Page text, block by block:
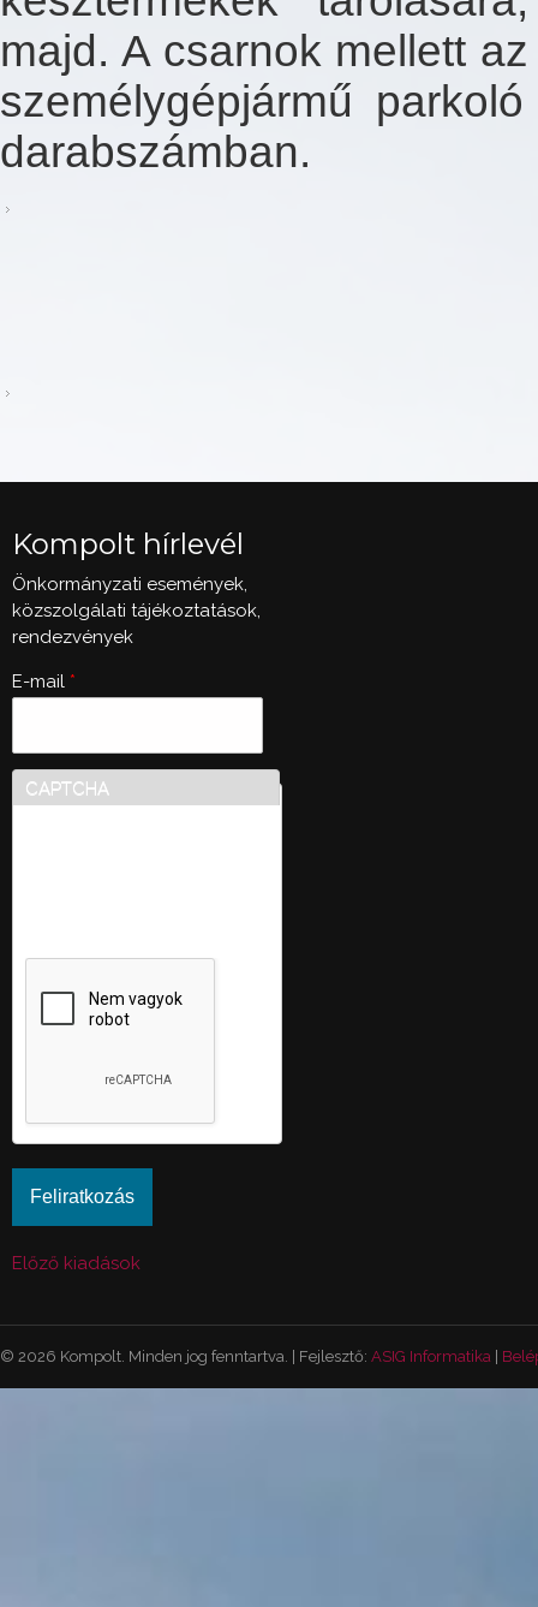
majd. A csarnok mellett
személygépjármű
darabszámban.
Kompolt hírlevél
Önkormányzati események,
közszolgálati tájékoztatások,
rendezvények
E-mail *
CAPTCHA
Előző kiadások
© 2026 Kompolt. Minden jog fenntartva. | Fejlesztő: ASIG Informatika |